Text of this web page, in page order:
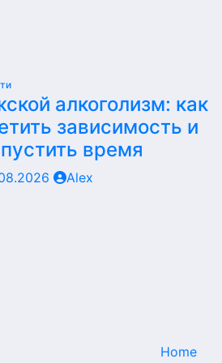
алкоголизм: как
зависимость и
время
Alex
Home